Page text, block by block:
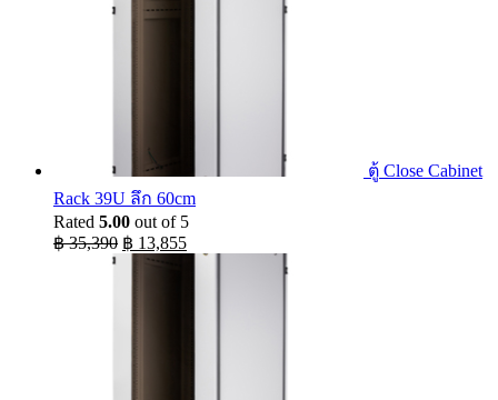
ตู้ Close Cabinet
Rack 39U ลึก 60cm
Rated 5.00 out of 5
฿35,390 Original
price
฿ 13,855Current
price